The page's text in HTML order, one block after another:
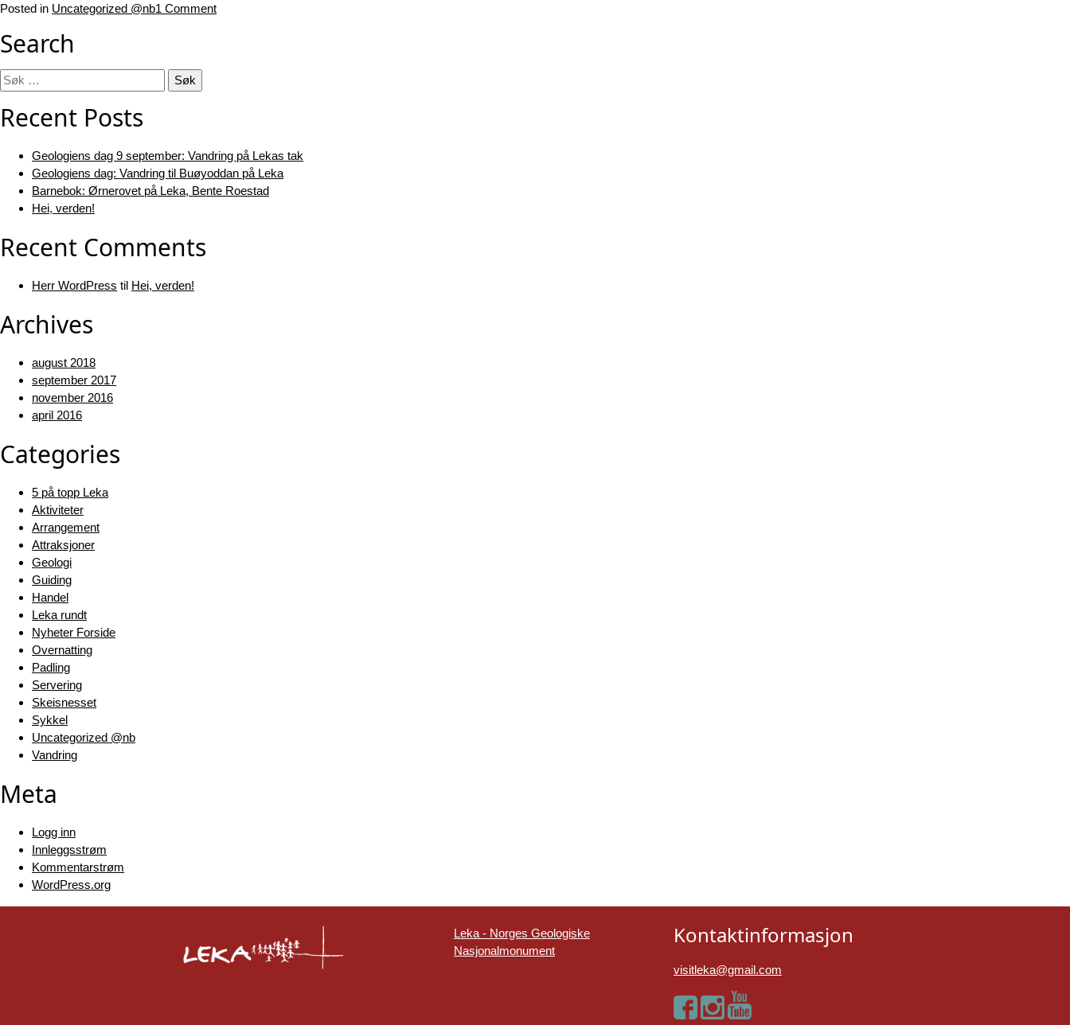
Posted in Uncategorized @nb1 Comment
Search
Søk
etter:
Recent Posts
Geologiens dag 9 september: Vandring på Lekas tak
Geologiens dag: Vandring til Buøyoddan på Leka
Barnebok: Ørnerovet på Leka, Bente Roestad
Hei, verden!
Recent Comments
Herr WordPress til Hei, verden!
Archives
august 2018
september 2017
november 2016
april 2016
Categories
5 på topp Leka
Aktiviteter
Arrangement
Attraksjoner
Geologi
Guiding
Handel
Leka rundt
Nyheter Forside
Overnatting
Padling
Servering
Skeisnesset
Sykkel
Uncategorized @nb
Vandring
Meta
Logg inn
Innleggsstrøm
Kommentarstrøm
WordPress.org
Leka - Norges Geologiske
Nasjonalmonument
Kontaktinformasjon
visitleka@gmail.com